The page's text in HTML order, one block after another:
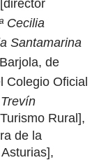
[director
Cecilia
Santamarina
de
Colegio Oficial
Rural],
de la